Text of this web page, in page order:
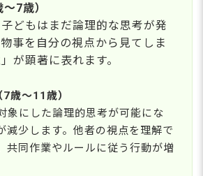
7歳）
どもはまだ論理的な思考が発
事を自分の視点から見てしま
が顕著に表れます。
歳～11歳）
象にした論理的思考が可能にな
減少します。他者の視点を理解で
共同作業やルールに従う行動が増